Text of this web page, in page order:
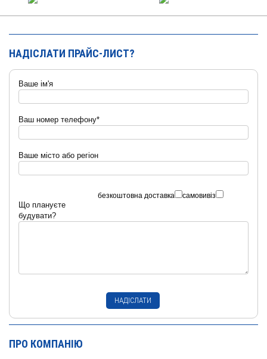
НАДІСЛАТИ ПРАЙС-ЛИСТ?
Ваше ім'я
Ваш номер телефону*
Ваше місто або регіон
безкоштовна доставка самовивіз
Що плануєте
будувати?
ПРО КОМПАНІЮ